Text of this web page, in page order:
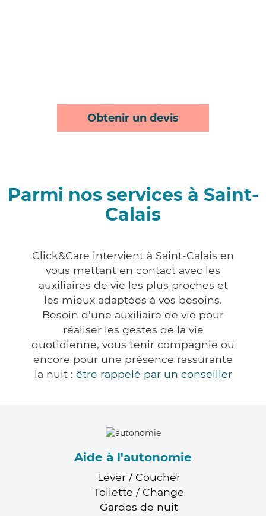
Obtenir un devis
Parmi nos services à Saint-
Calais
Click&Care intervient à Saint-Calais en
vous mettant en contact avec les
auxiliaires de vie les plus proches et
les mieux adaptées à vos besoins.
Besoin d'une auxiliaire de vie pour
réaliser les gestes de la vie
quotidienne, vous tenir compagnie ou
encore pour une présence rassurante
la nuit : être rappelé par un conseiller
Aide à l'autonomie
Lever / Coucher
Toilette / Change
Gardes de nuit